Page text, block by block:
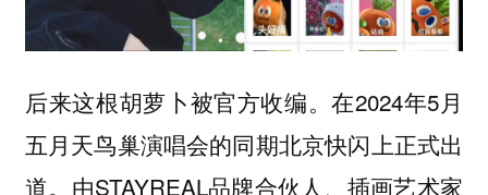
后来这根胡萝卜被官方收编。在2024年5月
五月天鸟巢演唱会的同期北京快闪上正式出
道。由STAYREAL品牌合伙人、插画艺术家